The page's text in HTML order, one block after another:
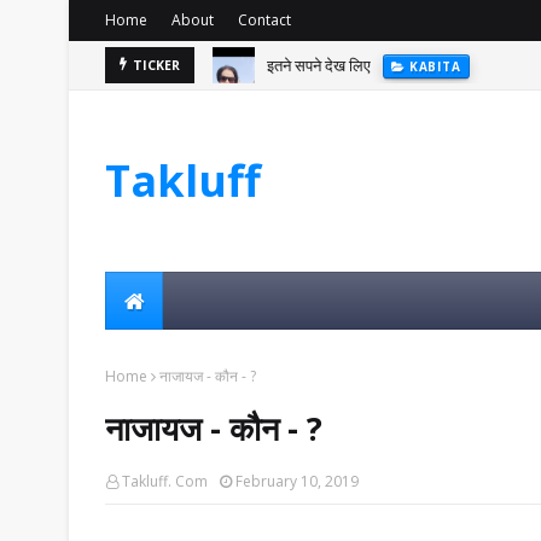
Home About Contact
TICKER इतने सपने देख लिए KABITA
Takluff
Home नाजायज - कौन - ?
नाजायज - कौन - ?
Takluff. Com February 10, 2019